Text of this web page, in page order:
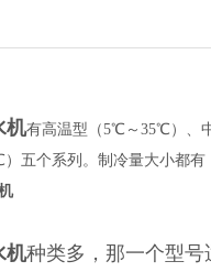
机有高温型（5℃～ 35℃）、
五个系列。制冷量大小都有
机种类多，那一个型